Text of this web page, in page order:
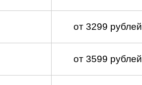
от 3299 рублей
от 3599 рублей